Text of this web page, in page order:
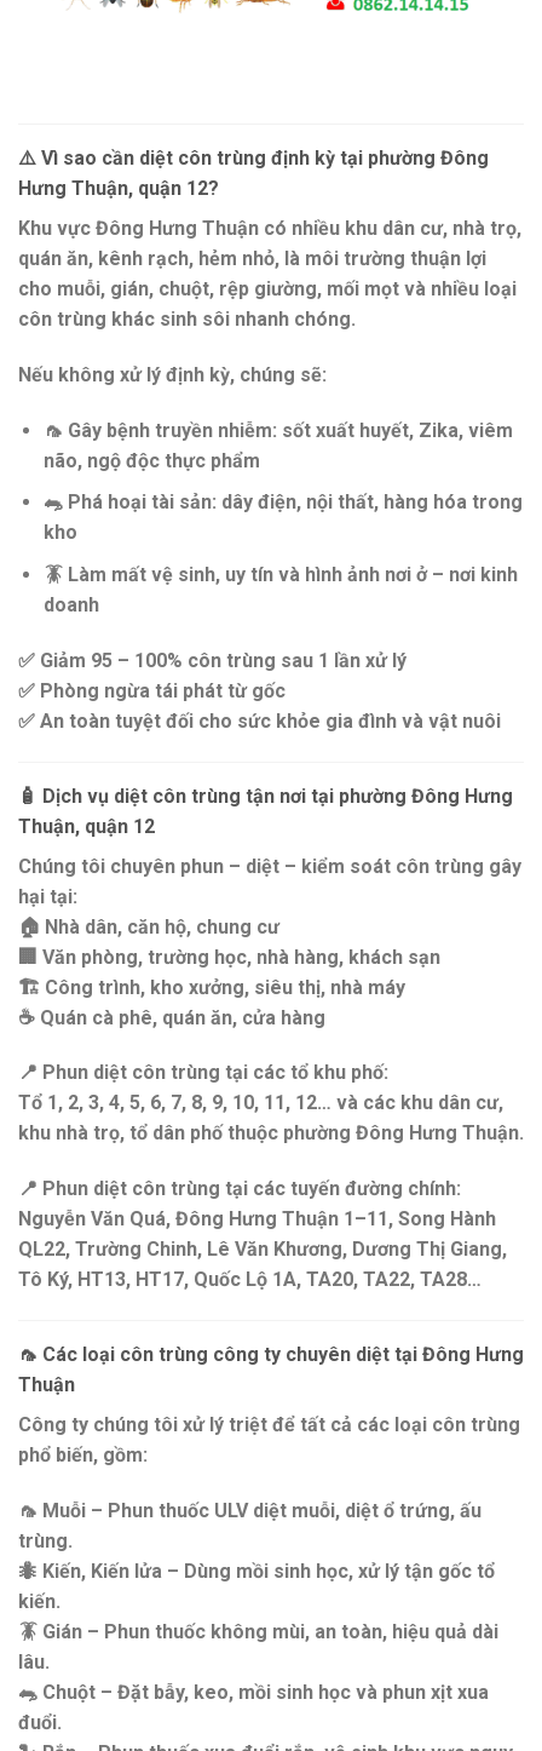
⚠️ Vì sao cần diệt côn trùng định kỳ tại phường Đông
Hưng Thuận, quận 12?
Khu vực Đông Hưng Thuận có nhiều khu dân cư, nhà trọ,
quán ăn, kênh rạch, hẻm nhỏ, là môi trường thuận lợi
cho muỗi, gián, chuột, rệp giường, mối mọt và nhiều loại
côn trùng khác sinh sôi nhanh chóng.
Nếu không xử lý định kỳ, chúng sẽ:
🦟 Gây bệnh truyền nhiễm: sốt xuất huyết, Zika, viêm
não, ngộ độc thực phẩm
🐀 Phá hoại tài sản: dây điện, nội thất, hàng hóa trong
kho
🪳 Làm mất vệ sinh, uy tín và hình ảnh nơi ở – nơi kinh
doanh
✅ Giảm 95 – 100% côn trùng sau 1 lần xử lý
✅ Phòng ngừa tái phát từ gốc
✅ An toàn tuyệt đối cho sức khỏe gia đình và vật nuôi
🧴 Dịch vụ diệt côn trùng tận nơi tại phường Đông Hưng
Thuận, quận 12
Chúng tôi chuyên phun – diệt – kiểm soát côn trùng gây
hại tại:
🏠 Nhà dân, căn hộ, chung cư
🏢 Văn phòng, trường học, nhà hàng, khách sạn
🏗️ Công trình, kho xưởng, siêu thị, nhà máy
☕ Quán cà phê, quán ăn, cửa hàng
📍 Phun diệt côn trùng tại các tổ khu phố:
Tổ 1, 2, 3, 4, 5, 6, 7, 8, 9, 10, 11, 12… và các khu dân cư,
khu nhà trọ, tổ dân phố thuộc phường Đông Hưng Thuận.
📍 Phun diệt côn trùng tại các tuyến đường chính:
Nguyễn Văn Quá, Đông Hưng Thuận 1–11, Song Hành
QL22, Trường Chinh, Lê Văn Khương, Dương Thị Giang,
Tô Ký, HT13, HT17, Quốc Lộ 1A, TA20, TA22, TA28…
🦟 Các loại côn trùng công ty chuyên diệt tại Đông Hưng
Thuận
Công ty chúng tôi xử lý triệt để tất cả các loại côn trùng
phổ biến, gồm:
🦟 Muỗi – Phun thuốc ULV diệt muỗi, diệt ổ trứng, ấu
trùng.
🐜 Kiến, Kiến lửa – Dùng mồi sinh học, xử lý tận gốc tổ
kiến.
🪳 Gián – Phun thuốc không mùi, an toàn, hiệu quả dài
lâu.
🐀 Chuột – Đặt bẫy, keo, mồi sinh học và phun xịt xua
đuổi.